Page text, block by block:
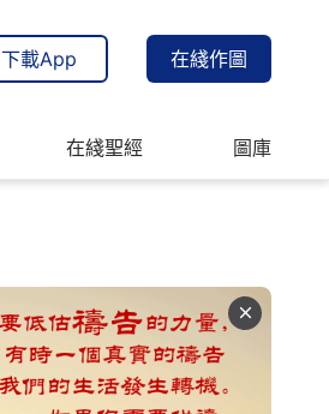
下載App 在綫作圖
在綫聖經 圖庫